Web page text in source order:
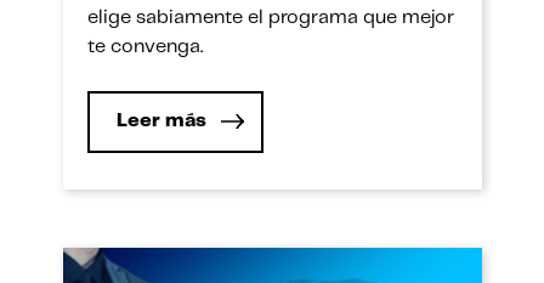
elige sabiamente el programa que mejor
te convenga.
Leer más